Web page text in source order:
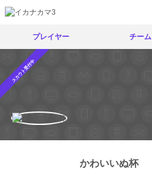
プレイヤー チーム
スカウト受付中
かわいいぬ杯